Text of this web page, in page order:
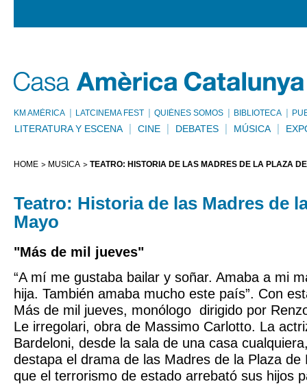
KM AMÈRICA LATCINEMA FEST QUIÉNES SOMOS BIBLIOTECA
LITERATURA Y ESCENA CINE DEBATES MÚSICA
HOME MÚSICA TEATRO: HISTORIA DE LAS MADRES DE LA PLAZA
Teatro: Historia de las Madres de
Mayo
"Más de mil jueves"
“A mí me gustaba bailar y soñar. Amaba a mi
hija. También amaba mucho este país”. Con
Más de mil jueves, monólogo dirigido por
Le irregolari, obra de Massimo Carlotto. La
Bardeloni, desde la sala de una casa
destapa el drama de las Madres de la Plaza de
que el terrorismo de estado arrebató sus hijos